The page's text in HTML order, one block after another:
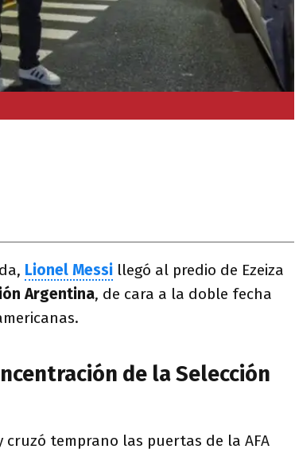
Lionel Messi llegó al predio de Ezeiza
Argentina, de cara a la doble fecha
de la Selección
cruzó temprano las puertas de la AFA